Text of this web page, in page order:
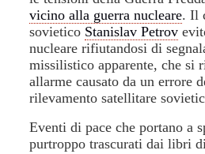
vicino alla guerra nucleare. Il
sovietico Stanislav Petrov
nucleare rifiutandosi di
missilistico apparente, che si
allarme causato da un errore
rilevamento satellitare
Eventi di pace che portano a
purtroppo trascurati dai libri